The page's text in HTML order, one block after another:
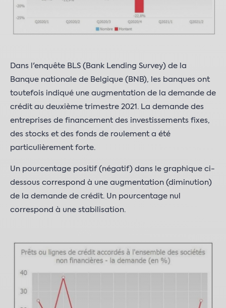
Dans l'enquête BLS (Bank Lending Survey) de la
Banque nationale de Belgique (BNB), les banques ont
toutefois indiqué une augmentation de la demande de
crédit au deuxième trimestre 2021. La demande des
entreprises de financement des investissements fixes,
des stocks et des fonds de roulement a été
particulièrement forte.
Un pourcentage positif (négatif) dans le graphique ci-
dessous correspond à une augmentation (diminution)
de la demande de crédit. Un pourcentage nul
correspond à une stabilisation.